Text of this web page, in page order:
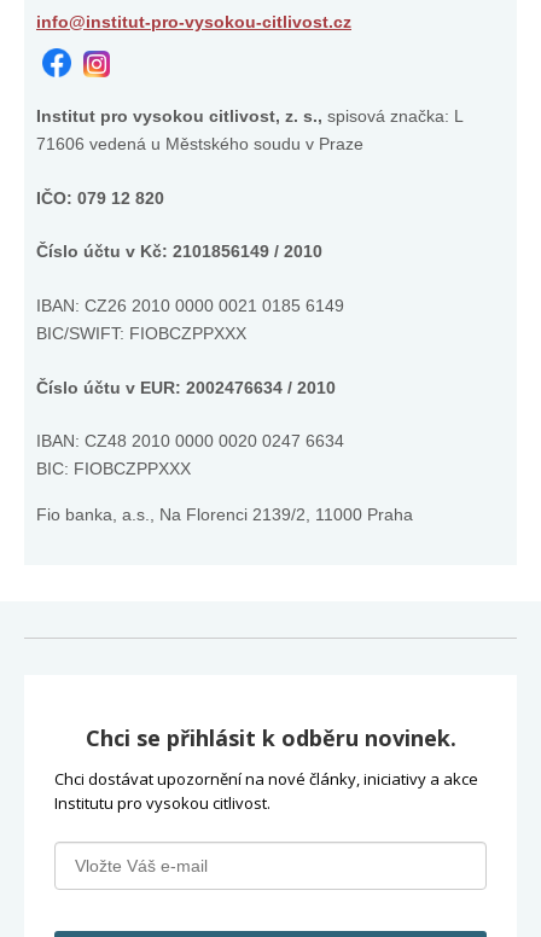
info@institut-pro-vysokou-citlivost.cz
Institut pro vysokou citlivost, z. s., spisová značka: L
71606 vedená u Městského soudu v Praze
IČO: 079 12 820
Číslo účtu v Kč: 2101856149 / 2010
IBAN: CZ26 2010 0000 0021 0185 6149
BIC/SWIFT: FIOBCZPPXXX
Číslo účtu v EUR: 2002476634 / 2010
IBAN: CZ48 2010 0000 0020 0247 6634
BIC: FIOBCZPPXXX
Fio banka, a.s., Na Florenci 2139/2, 11000 Praha
Chci se přihlásit k odběru novinek.
Chci dostávat upozornění na nové články, iniciativy a akce
Institutu pro vysokou citlivost.